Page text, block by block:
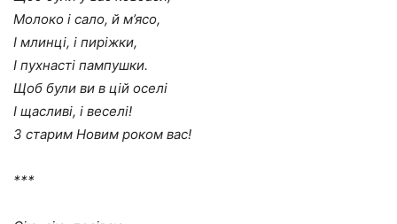
Молоко і сало, й м’ясо,
І млинці, і пиріжки,
І пухнасті пампушки.
Щоб були ви в цій оселі
І щасливі, і веселі!
З старим Новим роком вас!
***